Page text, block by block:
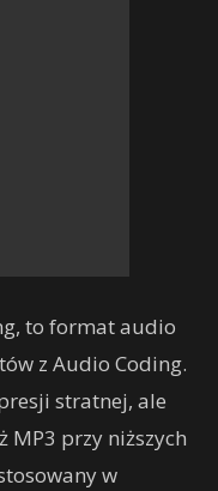
to format audio
z Audio Coding.
stratnej, ale
MP3 przy niższych
w